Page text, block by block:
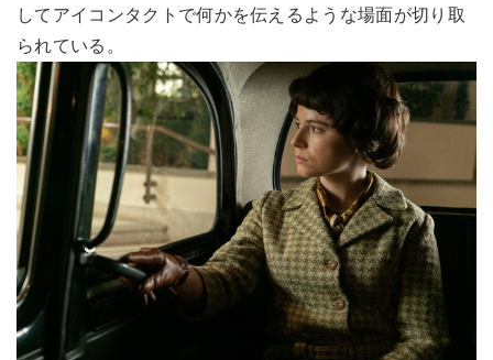
してアイコンタクトで何かを伝えるような場面が切り取
られている。